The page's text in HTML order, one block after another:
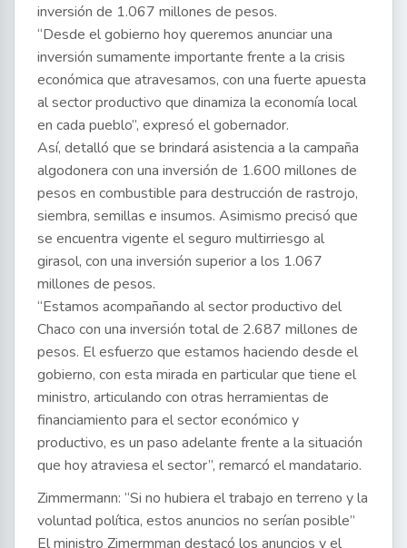
inversión de 1.067 millones de pesos.
“Desde el gobierno hoy queremos anunciar una
inversión sumamente importante frente a la crisis
económica que atravesamos, con una fuerte apuesta
al sector productivo que dinamiza la economía local
en cada pueblo”, expresó el gobernador.
Así, detalló que se brindará asistencia a la campaña
algodonera con una inversión de 1.600 millones de
pesos en combustible para destrucción de rastrojo,
siembra, semillas e insumos. Asimismo precisó que
se encuentra vigente el seguro multirriesgo al
girasol, con una inversión superior a los 1.067
millones de pesos.
“Estamos acompañando al sector productivo del
Chaco con una inversión total de 2.687 millones de
pesos. El esfuerzo que estamos haciendo desde el
gobierno, con esta mirada en particular que tiene el
ministro, articulando con otras herramientas de
financiamiento para el sector económico y
productivo, es un paso adelante frente a la situación
que hoy atraviesa el sector”, remarcó el mandatario.
Zimmermann: “Si no hubiera el trabajo en terreno y la
voluntad política, estos anuncios no serían posible”
El ministro Zimermman destacó los anuncios y el